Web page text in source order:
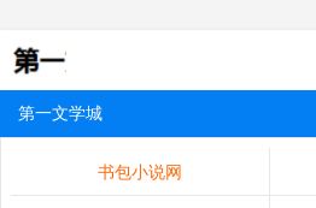
第一文学城
书包小说网